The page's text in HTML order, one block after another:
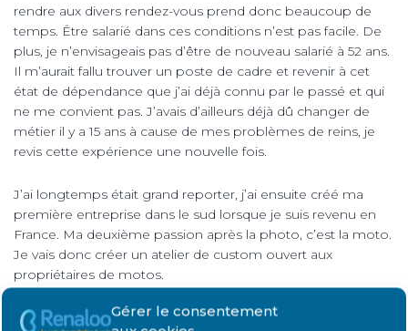
Gérer le consentement
rendre aux divers rendez-vous prend donc beaucoup de
temps. Être salarié dans ces conditions n’est pas facile. De
plus, je n’envisageais pas d’être de nouveau salarié à 52 ans.
Il m’aurait fallu trouver un poste de cadre et revenir à cet
état de dépendance que j’ai déjà connu par le passé et qui
ne me convient pas. J’avais d’ailleurs déjà dû changer de
métier il y a 15 ans à cause de mes problèmes de reins, je
revis cette expérience une nouvelle fois.
J’ai longtemps était grand reporter, j’ai ensuite créé ma
première entreprise dans le sud lorsque je suis revenu en
France. Ma deuxième passion après la photo, c’est la moto.
Je vais donc créer un atelier de custom ouvert aux
propriétaires de motos.
Monter son entreprise quand on est en dialyse : quels